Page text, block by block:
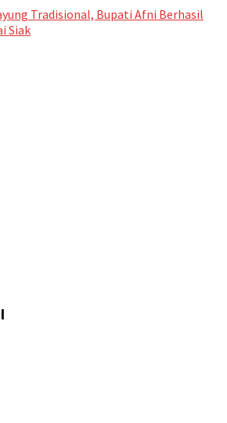
Tradisional, Bupati Afni Berhasil
Siak